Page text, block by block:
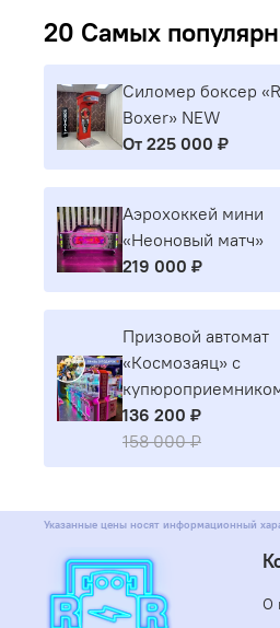
20 Самых
Силомер боксер
Boxer» NEW
От 225 000 ₽
Аэрохоккей мини
«Неоновый матч»
219 000 ₽
Призовой автомат
«Космозаяц» с
136 200 ₽
158 000 ₽
Указанные цены носят информационный
О